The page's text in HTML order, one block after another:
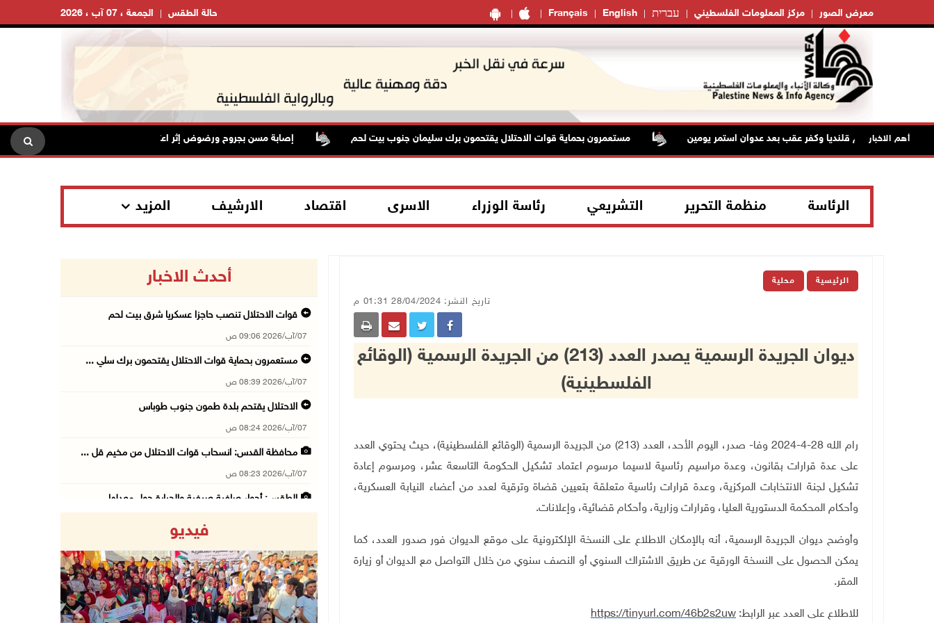
Français English עברית مركز المعلومات الفلسطيني معرض الصور الجمعة ، 07 آب ، 2026 حالة الطقس
أهم الاخبار
من مخيم قلنديا وكفر عقب بعد عدوان استمر يومين مستعمرون بحماية قوات الاحتلال يقتحمون برك سليمان جنوب بيت لحم إصابة مسن بجروح ورضوض إثر اعتداء جيش الاحتلال عليه في ترمسعيا
الرئاسة منظمة التحرير التشريعي رئاسة الوزراء الاسرى اقتصاد الارشيف المزيد
الرئيسية محلية
تاريخ النشر: 28/04/2024 01:31 م
ديوان الجريدة الرسمية يصدر العدد (213) من الجريدة الرسمية (الوقائع
الفلسطينية)
رام الله 28-4-2024 وفا- صدر، اليوم الأحد، العدد (213) من الجريدة الرسمية (الوقائع الفلسطينية)، حيث يحتوي العدد
على عدة قرارات بقانون، وعدة مراسيم رئاسية لاسيما مرسوم اعتماد تشكيل الحكومة التاسعة عشر، ومرسوم إعادة
تشكيل لجنة الانتخابات المركزية، وعدة قرارات رئاسية متعلقة بتعيين قضاة وترقية لعدد من أعضاء النيابة العسكرية،
وأحكام المحكمة الدستورية العليا، وقرارات وزارية، وأحكام قضائية، وإعلانات.
وأوضح ديوان الجريدة الرسمية، أنه بالإمكان الاطلاع على النسخة الإلكترونية على موقع الديوان فور صدور العدد، كما
يمكن الحصول على النسخة الورقية عن طريق الاشتراك السنوي أو النصف سنوي من خلال التواصل مع الديوان أو زيارة
المقر.
للاطلاع على العدد عبر الرابط:
https://tinyurl.com/46b2s2uw
أحدث الاخبار
قوات الاحتلال تنصب حاجزا عسكريا شرق بيت لحم
07/آب/2026 09:06 ص
مستعمرون بحماية قوات الاحتلال يقتحمون برك سلي ...
07/آب/2026 08:39 ص
الاحتلال يقتحم بلدة طمون جنوب طوباس
07/آب/2026 08:24 ص
محافظة القدس: انسحاب قوات الاحتلال من مخيم قل ...
07/آب/2026 08:23 ص
الطقس: أجواء صافية صيفية والحرارة حول معدلها ...
06/آب/2026 11:53 م
الاحتلال يخطر باقتلاع أشجار من 310 دونمات وال ...
06/آب/2026 11:14 م
فيديو
Previous Next